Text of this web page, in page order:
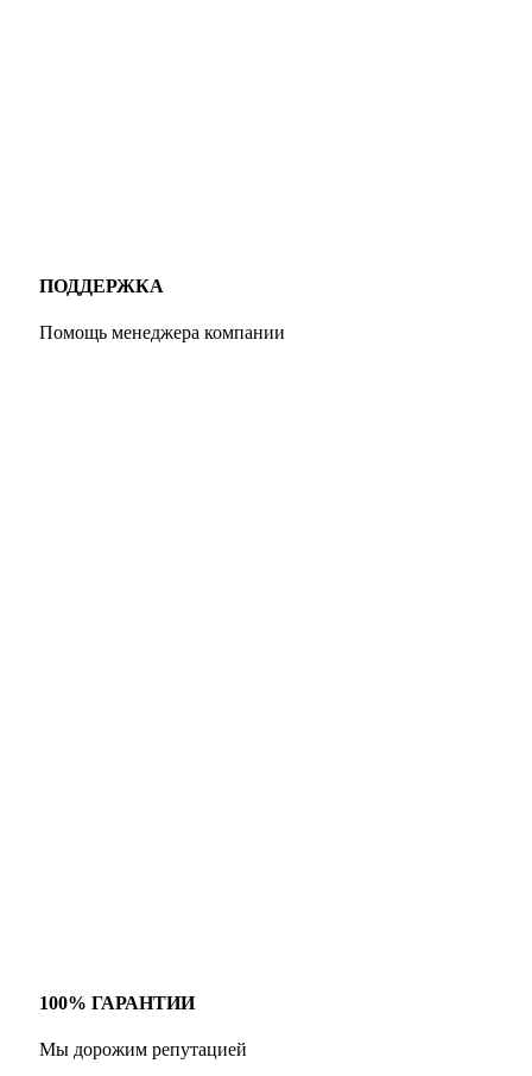
ПОДДЕРЖКА
Помощь менеджера компании
100% ГАРАНТИИ
Мы дорожим репутацией